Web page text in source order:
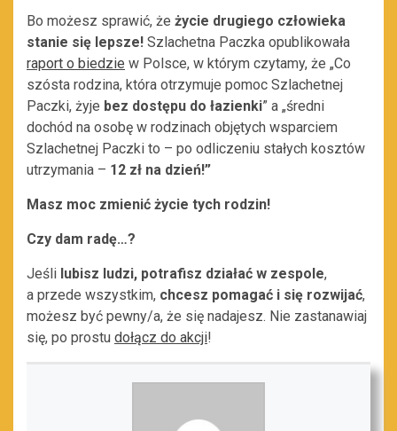
Bo możesz sprawić, że życie drugiego człowieka
stanie się lepsze! Szlachetna Paczka opublikowała
raport o biedzie w Polsce, w którym czytamy, że „Co
szósta rodzina, która otrzymuje pomoc Szlachetnej
Paczki, żyje bez dostępu do łazienki” a „średni
dochód na osobę w rodzinach objętych wsparciem
Szlachetnej Paczki to – po odliczeniu stałych kosztów
utrzymania – 12 zł na dzień!”
Masz moc zmienić życie tych rodzin!
Czy dam radę…?
Jeśli lubisz ludzi, potrafisz działać w zespole,
a przede wszystkim, chcesz pomagać i się rozwijać,
możesz być pewny/a, że się nadajesz. Nie zastanawiaj
się, po prostu dołącz do akcji!